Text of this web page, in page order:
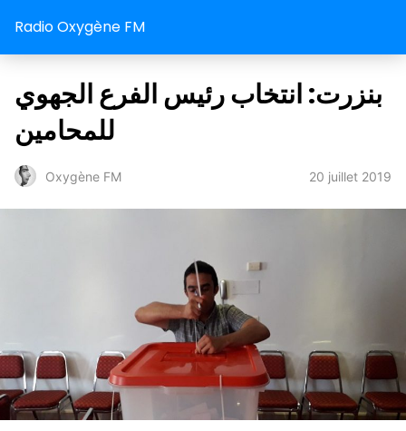
Radio Oxygène FM
بنزرت: انتخاب رئيس الفرع الجهوي
للمحامين
Oxygène FM 20 juillet 2019